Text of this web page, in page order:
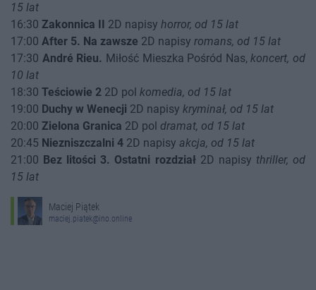
15 lat
16:30 Zakonnica II 2D napisy horror, od 15 lat
17:00 After 5. Na zawsze 2D napisy romans, od 15 lat
17:30 André Rieu. Miłość Mieszka Pośród Nas,koncert, od
10 lat
18:30 Teściowie 2 2D pol komedia, od 15 lat
19:00 Duchy w Wenecji 2D napisy kryminał, od 15 lat
20:00 Zielona Granica 2D pol dramat, od 15 lat
20:45 Niezniszczalni 4 2D napisy akcja, od 15 lat
21:00 Bez litości 3. Ostatni rozdział2D napisy thriller, od
15 lat
Maciej Piątek
maciej.piatek@ino.online